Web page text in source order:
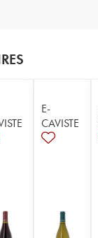
E-
CAVISTE